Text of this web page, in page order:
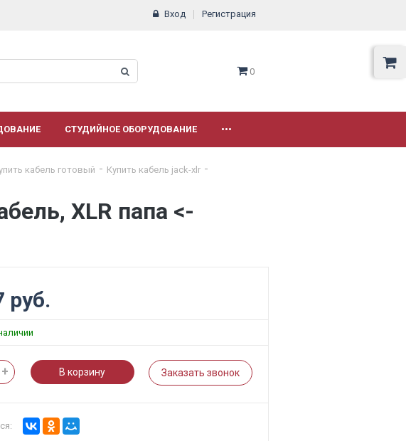
Вход Регистрация
0
СТУДИЙНОЕ ОБОРУДОВАНИЕ •••
кабель готовый
Купить кабель jack-xlr
XLR папа <-
руб.
+ В корзину Заказать звонок